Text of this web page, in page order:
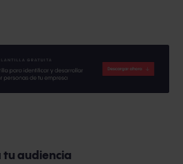
tu audiencia